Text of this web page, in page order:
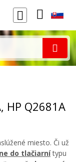
HP Q2681A
miesto. Či už
do tlačiarnítypu